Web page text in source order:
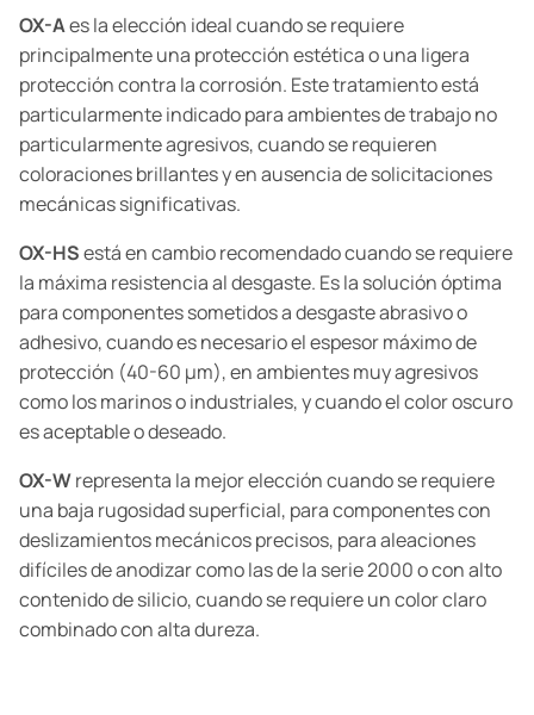
OX-Aes la elección ideal cuando se requiere
principalmente una protección estética o una ligera
protección contra la corrosión. Este tratamiento está
particularmente indicado para ambientes de trabajo no
particularmente agresivos, cuando se requieren
coloraciones brillantes y en ausencia de solicitaciones
mecánicas significativas.
OX-HSestá en cambio recomendado cuando se requiere
la máxima resistencia al desgaste. Es la solución óptima
para componentes sometidos a desgaste abrasivo o
adhesivo, cuando es necesario el espesor máximo de
protección (40-60 µm), en ambientes muy agresivos
como los marinos o industriales, y cuando el color oscuro
es aceptable o deseado.
OX-Wrepresenta la mejor elección cuando se requiere
una baja rugosidad superficial, para componentes con
deslizamientos mecánicos precisos, para aleaciones
difíciles de anodizar como las de la serie 2000 o con alto
contenido de silicio, cuando se requiere un color claro
combinado con alta dureza.